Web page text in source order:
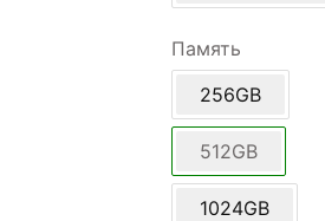
Память
256GB
512GB
1024GB